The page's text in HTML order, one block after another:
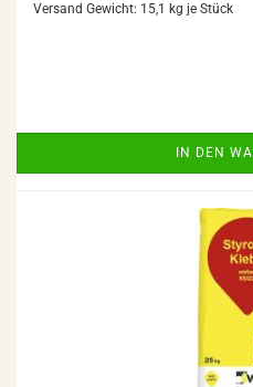
Versand Gewicht: 15,1 kg je Stück
IN DEN